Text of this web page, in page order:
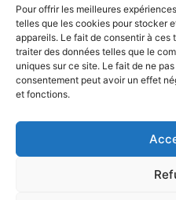
Pour offrir les meilleures
telles que les cookies pour stocker
appareils. Le fait de consentir à ces
traiter des données telles que le
uniques sur ce site. Le fait de ne
consentement peut avoir un effet
et fonctions.
06.72.78.97.17
Pour plus d’informations :